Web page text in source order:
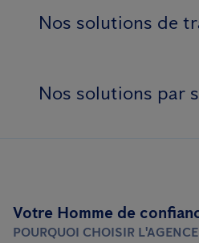
Nos solutions de
Nos solutions par
Votre Homme de
POURQUOI CHOISIR